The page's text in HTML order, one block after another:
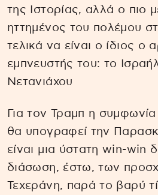
της Ιστορίας, αλλά ο πιο
ηττημένος του πολέμου
τελικά να είναι ο ίδιος ο
εμπνευστής του: το
Νετανιάχου
Για τον Τραμπ η συμφωνία
θα υπογραφεί την
είναι μια ύστατη win-win
διάσωση, έστω, των
Τεχεράνη, παρά το βαρύ